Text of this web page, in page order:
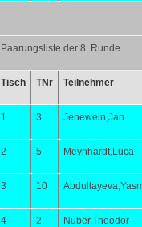
Paarungsliste der 8. Runde
Tisch TNr Teilnehmer
1 3 Jenewein,Jan
2 5 Meynhardt,Luca
3 10
4 2 Nuber,Theodor